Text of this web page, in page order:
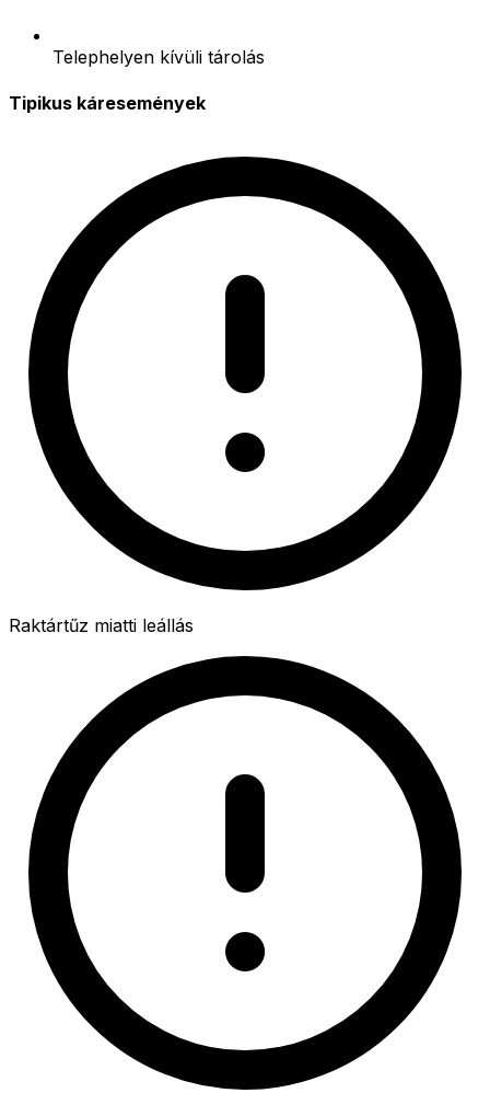
Telephelyen kívüli tárolás
Tipikus káresemények
Raktártűz miatti leállás